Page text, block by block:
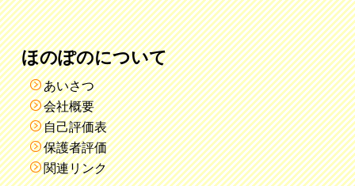
ほのぽのについて
あいさつ
会社概要
自己評価表
保護者評価
関連リンク